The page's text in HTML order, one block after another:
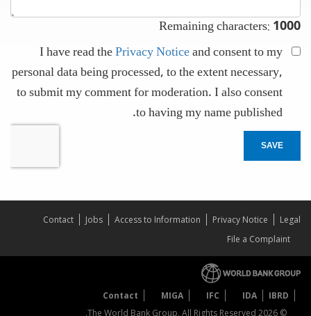
Remaining characters: 1000
I have read thePrivacy Noticeand consent to my
personal data being processed, to the extent necessary,
to submit my comment for moderation. I also consent
to having my name published.
SAVE
Legal
Privacy Notice
Access to Information
Jobs
Contact
File a Complaint
IBRD
IDA
IFC
MIGA
Contact
© 2026 The World Bank Group, All Rights Reserved.